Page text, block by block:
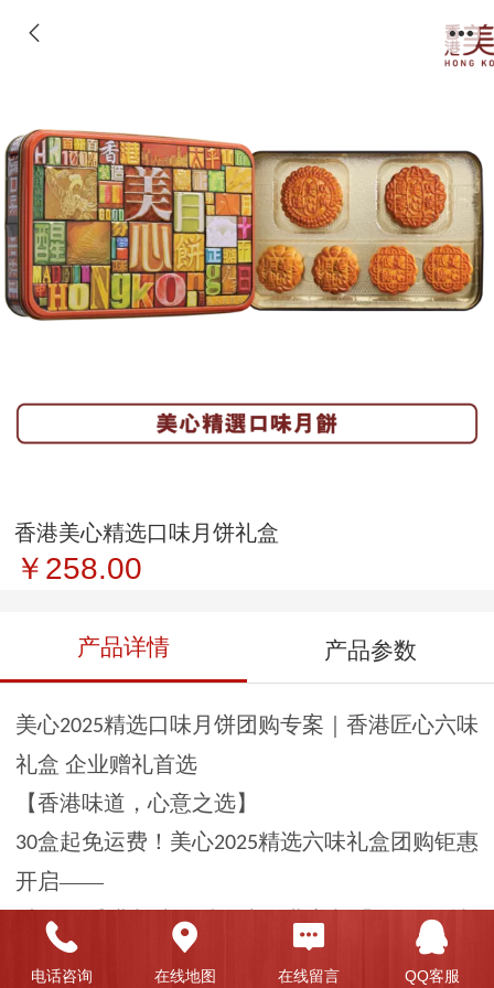
香港美心精选口味月饼礼盒
￥258.00
产品详情 产品参数
美心2025精选口味月饼团购专案｜香港匠心六味
礼盒 企业赠礼首选
【香港味道，心意之选】
30盒起免运费！美心2025精选六味礼盒团购钜惠
开启——
100% 香港制造品质，为企业定制「体面 +温情
超值」中秋解决方案
电话咨询 在线地图 在线留言 QQ客服